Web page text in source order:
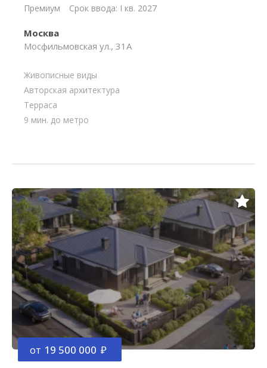
Премиум Срок ввода: I кв. 2027
Москва
Мосфильмовская ул., 31А
Живописные виды
Авторская архитектура
Терраса
9 мин. до метро
от 19 500 000